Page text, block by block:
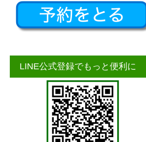
LINE公式登録でもっと便利に